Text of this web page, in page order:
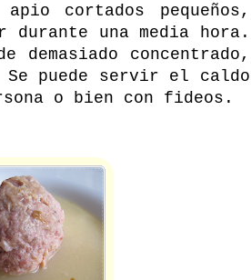
cortados pequeños,
durante una media hora.
concentrado,
Se puede servir el caldo
o bien con fideos.